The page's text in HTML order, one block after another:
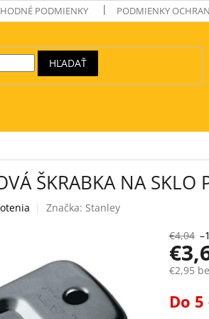
PODMIENKY PODMIENKY
HĽADAŤ
ŠKRABKA NA SKLO
Značka: Stanley
€4,04
€2,95
cena:
Do